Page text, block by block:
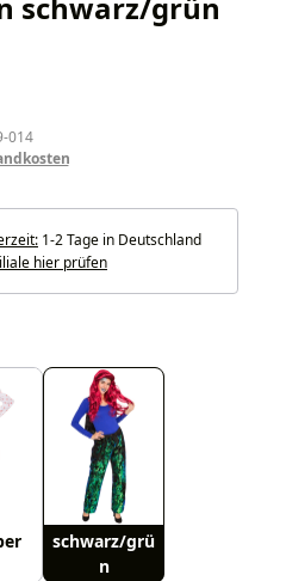
014
1-2 Tage in Deutschland
hier prüfen
schwarz/grü
n